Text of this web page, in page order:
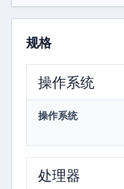
规格
操作系统
操作系统
处理器